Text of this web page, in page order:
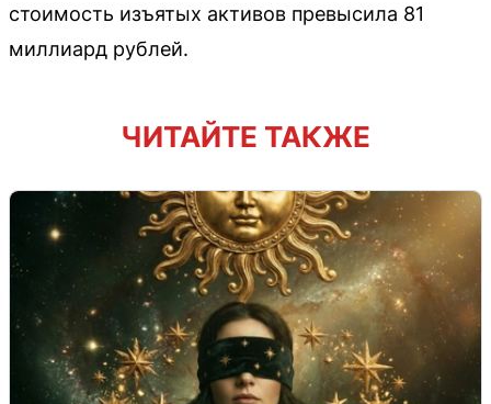
стоимость изъятых активов превысила 81
миллиард рублей.
ЧИТАЙТЕ ТАКЖЕ